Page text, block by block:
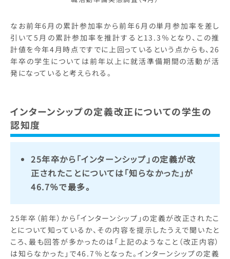
なお前年6月の累計参加率から前年6月の単月参加率を差し
引いて5月の累計参加率を推計すると13.3％となり、この推
計値を今年4月時点ですでに上回っているという点からも、26
年卒の学生については前年以上に就活準備期間の活動が活
発になっていると考えられる。
インターンシップの定義改正についての学生の
認知度
25年卒から「インターンシップ」の定義が改
正されたことについては「知らなかった」が
46.7％で最多。
25年卒（前年）から「インターンシップ」の定義が改正されたこ
とについて知っているか、その内容を提示したうえで聞いたと
ころ、最も回答が多かったのは「上記のようなこと（改正内容）
は知らなかった」で46.7％となった。インターンシップの定義